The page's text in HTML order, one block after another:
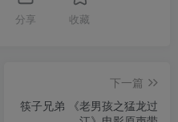
分享 收藏
下一篇
筷子兄弟 《老男孩之猛龙过